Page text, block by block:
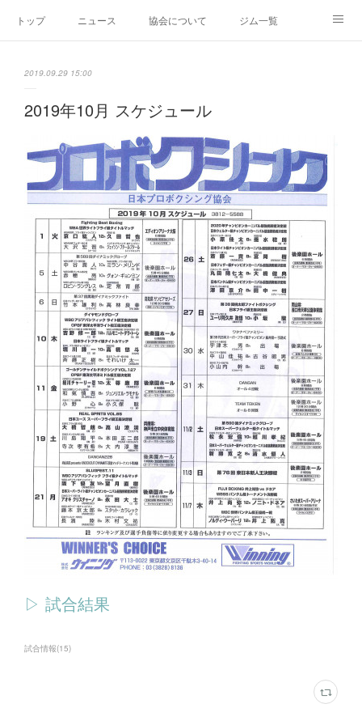
トップ ニュース 協会について ジム一覧
2019.09.29 15:00
2019年10月 スケジュール
▷ 試合結果
試合情報(15)